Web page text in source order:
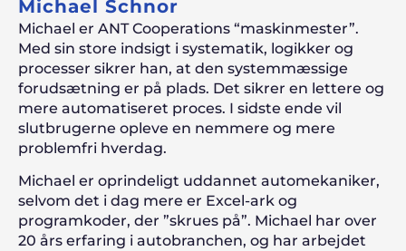
Michael Schnor
Michael er ANT Cooperations “maskinmester”.
Med sin store indsigt i systematik, logikker og
processer sikrer han, at den systemmæssige
forudsætning er på plads. Det sikrer en lettere og
mere automatiseret proces. I sidste ende vil
slutbrugerne opleve en nemmere og mere
problemfri hverdag.
Michael er oprindeligt uddannet automekaniker,
selvom det i dag mere er Excel-ark og
programkoder, der ”skrues på”. Michael har over
20 års erfaring i autobranchen, og har arbejdet